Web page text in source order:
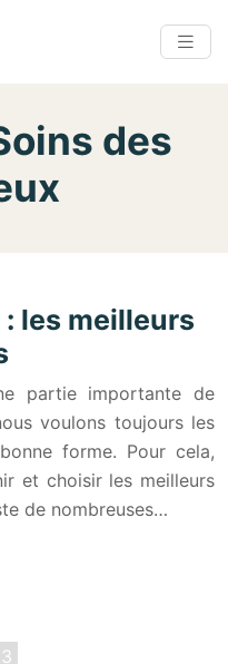
des
les meilleurs
partie importante de
voulons toujours les
forme. Pour cela,
et choisir les meilleurs
de nombreuses…
3